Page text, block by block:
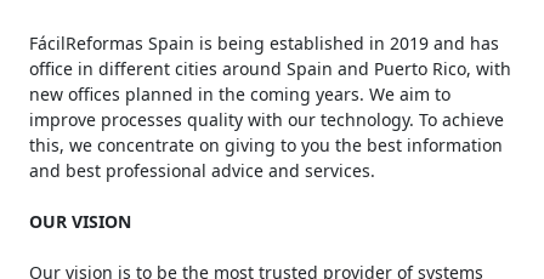
FácilReformas Spain is being established in 2019 and has
office in different cities around Spain and Puerto Rico, with
new offices planned in the coming years. We aim to
improve processes quality with our technology. To achieve
this, we concentrate on giving to you the best information
and best professional advice and services.
OUR VISION
Our vision is to be the most trusted provider of systems